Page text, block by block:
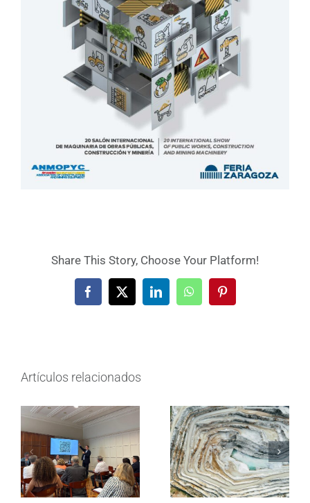
Share This Story, Choose Your Platform!
Facebook
X LinkedInWhatsAppPinterest
Artículos relacionados